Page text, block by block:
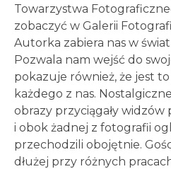
Towarzystwa
zobaczyć w Galerii
Autorka zabiera nas w
Pozwala nam wejść do
pokazuje również, że jest
każdego z nas.
obrazy przyciągały widzów
i obok żadnej z fotografii
przechodzili obojętnie.
dłużej przy różnych